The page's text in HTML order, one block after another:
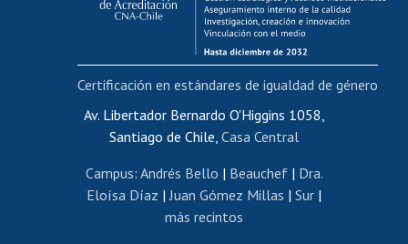
Funcionarias/os
Cursos internos de capacitación
Bienestar del personal
Portal de movilidad interna
Certificado de renta
Certificado de renta honorarios
Editar páginas blancas
Extranjeras/os
Av. Libertador Bernardo O'Higgins 1058,
Santiago de Chile, Casa Central
Campus: Andrés Bello | Beauchef| Dra.
Eloísa Díaz | Juan Gómez Millas | Sur |
más recintos
Certificación en estándares de igualdad de género